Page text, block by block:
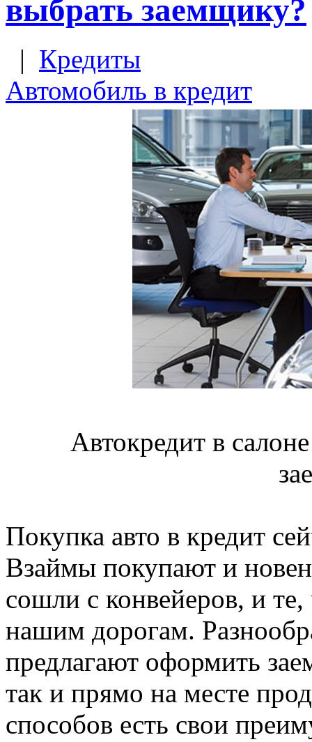
выбрать заемщику?
| Кредиты
Автомобиль в кредит
Автокредит в
Покупка авто в кредит
Взаймы покупают и
сошли с конвейеров, и
нашим дорогам.
предлагают оформить
так и прямо на месте
способов есть свои